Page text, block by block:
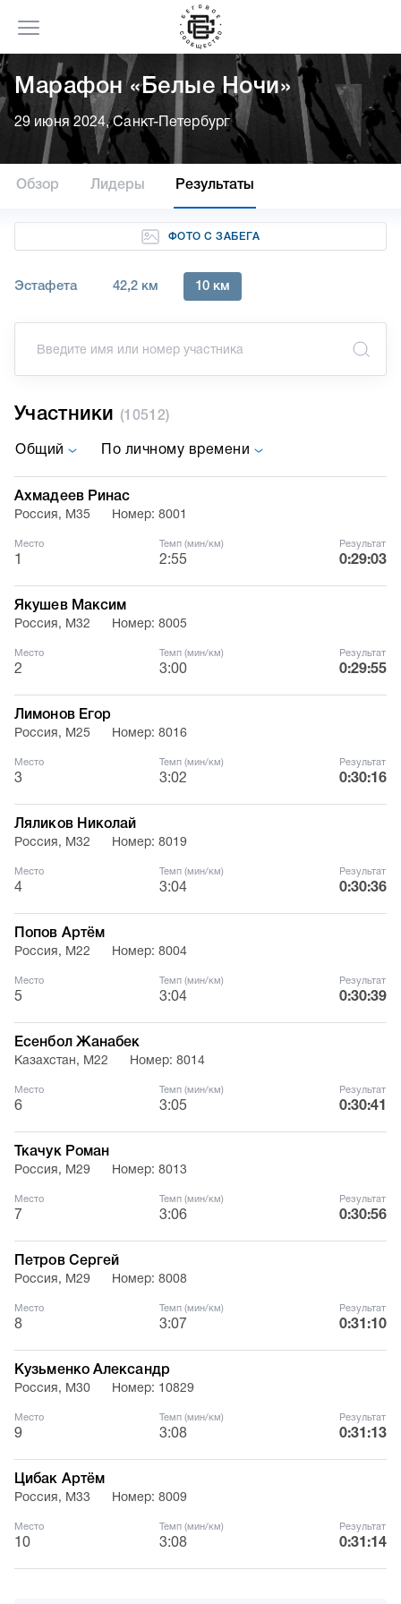
Марафон «Белые Ночи»
29 июня 2024, Санкт-Петербург
Обзор Лидеры Результаты
ФОТО С ЗАБЕГА
Эстафета 42,2 км 10 км
Участники (10512)
Общий По личному времени
Ахмадеев Ринас
Россия, М35 Номер: 8001
Место Темп (мин/км)
2:55
Результат
0:29:03
Якушев Максим
Россия, М32 Номер: 8005
Место
2
Темп (мин/км)
3:00
Результат
0:29:55
Лимонов Егор
Россия, М25 Номер: 8016
Место
3
Темп (мин/км)
3:02
Результат
0:30:16
Ляликов Николай
Россия, М32 Номер: 8019
Место
4
Темп (мин/км)
3:04
Результат
0:30:36
Попов Артём
Россия, М22 Номер: 8004
Место
5
Темп (мин/км)
3:04
Результат
0:30:39
Есенбол Жанабек
Казахстан, М22 Номер: 8014
Место
6
Темп (мин/км)
3:05
Результат
0:30:41
Ткачук Роман
Россия, М29 Номер: 8013
Место
7
Темп (мин/км)
3:06
Результат
0:30:56
Петров Сергей
Россия, М29 Номер: 8008
Место
8
Темп (мин/км)
3:07
Результат
0:31:10
Кузьменко Александр
Россия, М30 Номер: 10829
Место
9
Темп (мин/км)
3:08
Результат
0:31:13
Цибак Артём
Россия, М33 Номер: 8009
Место
10
Темп (мин/км)
3:08
Результат
0:31:14